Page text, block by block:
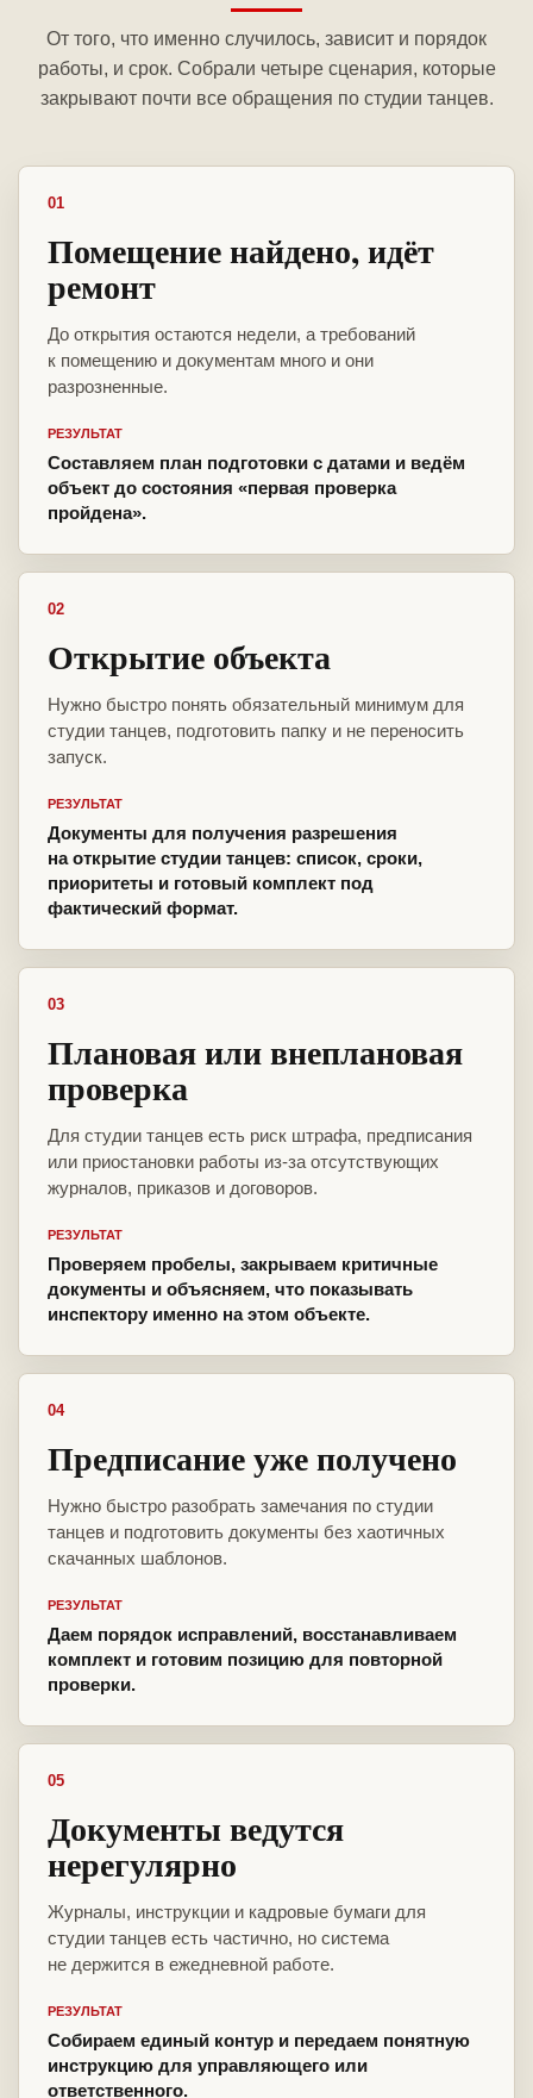
От того, что именно случилось, зависит и порядок
работы, и срок. Собрали четыре сценария, которые
закрывают почти все обращения по студии танцев.
01
Помещение найдено, идёт
ремонт
До открытия остаются недели, а требований
к помещению и документам много и они
разрозненные.
РЕЗУЛЬТАТ
Составляем план подготовки с датами и ведём
объект до состояния «первая проверка
пройдена».
02
Открытие объекта
Нужно быстро понять обязательный минимум для
студии танцев, подготовить папку и не переносить
запуск.
РЕЗУЛЬТАТ
Документы для получения разрешения
на открытие студии танцев: список, сроки,
приоритеты и готовый комплект под
фактический формат.
03
Плановая или внеплановая
проверка
Для студии танцев есть риск штрафа, предписания
или приостановки работы из-за отсутствующих
журналов, приказов и договоров.
РЕЗУЛЬТАТ
Проверяем пробелы, закрываем критичные
документы и объясняем, что показывать
инспектору именно на этом объекте.
04
Предписание уже получено
Нужно быстро разобрать замечания по студии
танцев и подготовить документы без хаотичных
скачанных шаблонов.
РЕЗУЛЬТАТ
Даем порядок исправлений, восстанавливаем
комплект и готовим позицию для повторной
проверки.
05
Документы ведутся
нерегулярно
Журналы, инструкции и кадровые бумаги для
студии танцев есть частично, но система
не держится в ежедневной работе.
РЕЗУЛЬТАТ
Собираем единый контур и передаем понятную
инструкцию для управляющего или
ответственного.